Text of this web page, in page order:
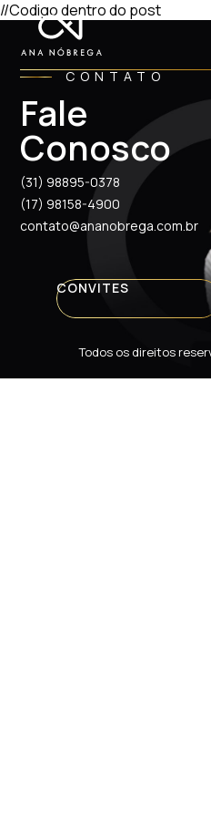
//Codigo dentro do post
CONTATO
Fale
Conosco
(31) 98895-0378
(17) 98158-4900
contato@ananobrega.com.br
CONVITES
Todos os direitos